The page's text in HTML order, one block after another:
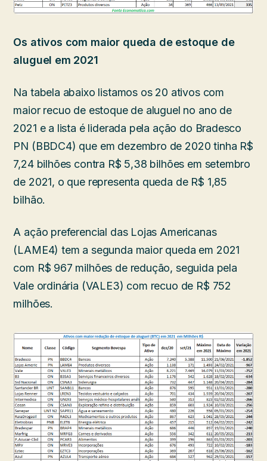
Os ativos com maior queda de estoque de
aluguel em 2021
Na tabela abaixo listamos os 20 ativos com
maior recuo de estoque de aluguel no ano de
2021 e a lista é liderada pela ação do Bradesco
PN (BBDC4) que em dezembro de 2020 tinha R$
7,24 bilhões contra R$ 5,38 bilhões em setembro
de 2021, o que representa queda de R$ 1,85
bilhão.
A ação preferencial das Lojas Americanas
(LAME4) tem a segunda maior queda em 2021
com R$ 967 milhões de redução, seguida pela
Vale ordinária (VALE3) com recuo de R$ 752
milhões.